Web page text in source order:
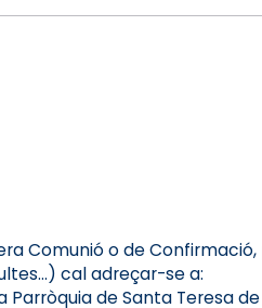
Comunió o de
cal adreçar-se a:
de Santa Teresa